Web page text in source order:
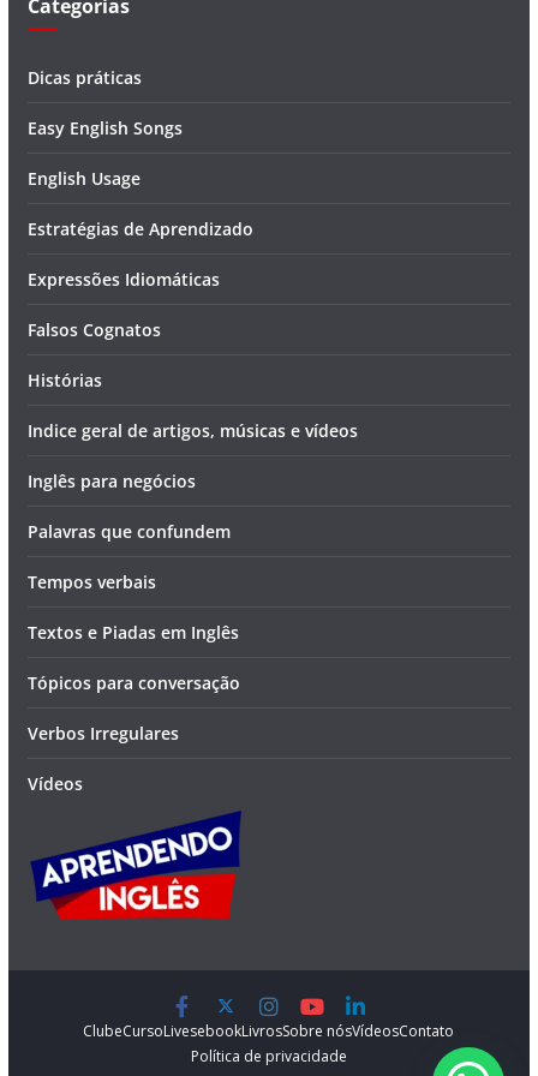
Categorias
Dicas práticas
Easy English Songs
English Usage
Estratégias de Aprendizado
Expressões Idiomáticas
Falsos Cognatos
Histórias
Indice geral de artigos, músicas e vídeos
Inglês para negócios
Palavras que confundem
Tempos verbais
Textos e Piadas em Inglês
Tópicos para conversação
Verbos Irregulares
Vídeos
ClubeCursoLivesebookLivrosSobre nósVídeosContato
Política de privacidade